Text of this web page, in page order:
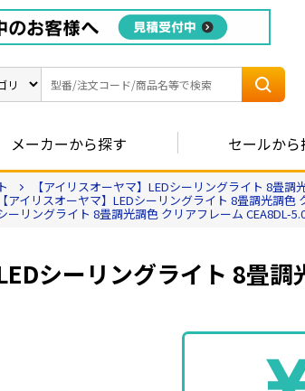
メーカーから探す セールから
【アイリスオーヤマ】LEDシーリングライト 8畳調
【アイリスオーヤマ】LEDシーリングライト 8畳調光調色
ーリングライト 8畳調光調色 クリアフレーム CEA8DL-
シーリングライト 8畳